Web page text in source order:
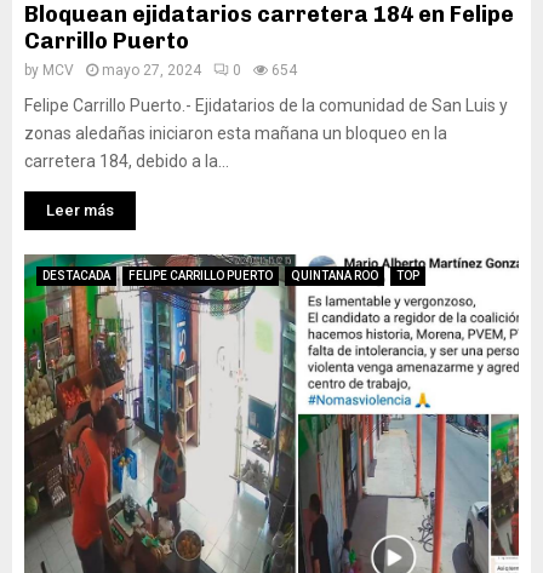
Bloquean ejidatarios carretera 184 en Felipe
Carrillo Puerto
by MCV mayo 27, 2024 0 654
Felipe Carrillo Puerto.- Ejidatarios de la comunidad de San Luis y
zonas aledañas iniciaron esta mañana un bloqueo en la
carretera 184, debido a la...
Leer más
DESTACADA FELIPE CARRILLO PUERTO QUINTANA ROO TOP